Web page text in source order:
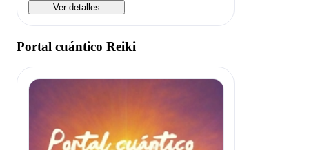
Ver detalles
Portal cuántico Reiki